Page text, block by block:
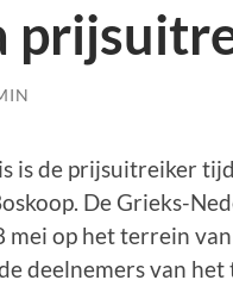
is de prijsuitreiker
De Grieks-
mei op het terrein
deelnemers van